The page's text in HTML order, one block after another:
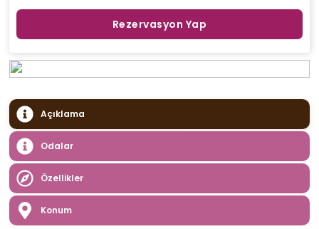
Rezervasyon Yap
Açıklama
Odalar
Özellikler
Konum